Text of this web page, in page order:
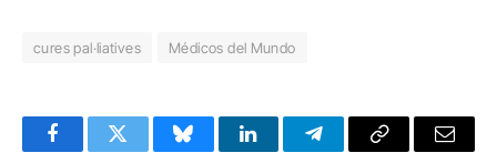
cures pal·liatives Médicos del Mundo
FacebookTwitter BlueskyLinkedInTelegramCopy
Email